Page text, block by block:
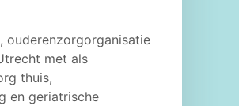
ouderenzorgorganisatie
met als
thuis,
en geriatrische